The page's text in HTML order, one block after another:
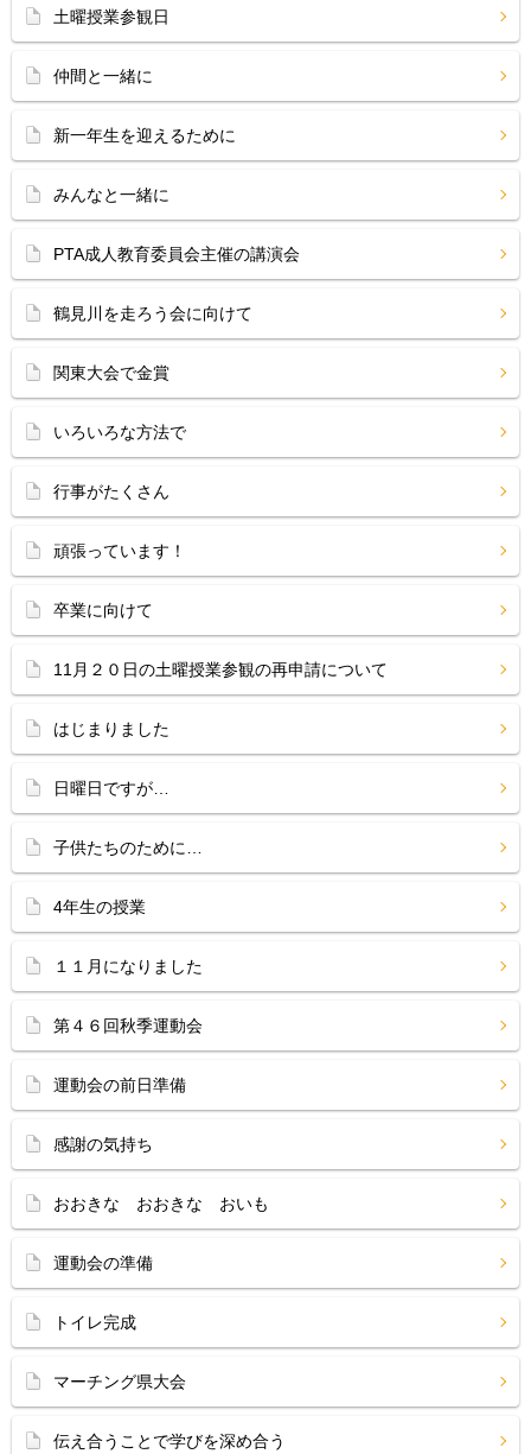
土曜授業参観日
仲間と一緒に
新一年生を迎えるために
みんなと一緒に
PTA成人教育委員会主催の講演会
鶴見川を走ろう会に向けて
関東大会で金賞
いろいろな方法で
行事がたくさん
頑張っています！
卒業に向けて
11月２０日の土曜授業参観の再申請について
はじまりました
日曜日ですが…
子供たちのために…
4年生の授業
１１月になりました
第４６回秋季運動会
運動会の前日準備
感謝の気持ち
おおきな おおきな おいも
運動会の準備
トイレ完成
マーチング県大会
伝え合うことで学びを深め合う